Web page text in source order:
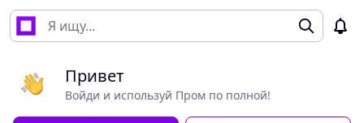
Привет
Войди и используй Пром по полной!